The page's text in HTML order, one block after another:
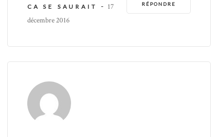
RÉPONDRE
CA SE SAURAIT - 17
décembre 2016